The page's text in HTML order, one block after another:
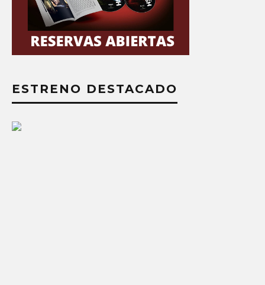
ESTRENO DESTACADO